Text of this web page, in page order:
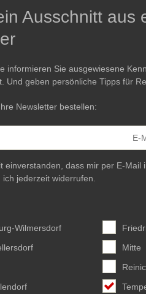
Ausschnitt aus
informieren Sie ausgewiesene
Und geben persönliche Tipps für
Newsletter bestellen:
einverstanden, dass mir per E-
jederzeit widerrufen.
Wilmersdorf
Mitte